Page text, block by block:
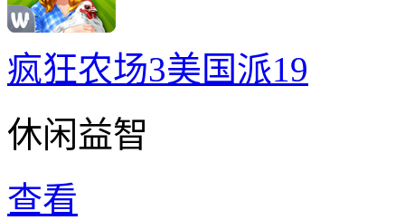
疯狂农场3美国派19
休闲益智
查看